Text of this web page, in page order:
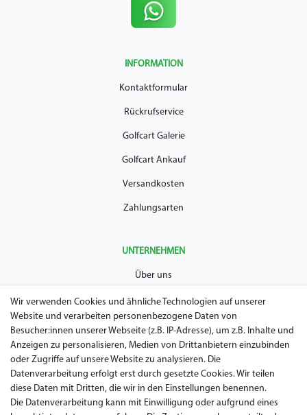
INFORMATION
Kontaktformular
Rückrufservice
Golfcart Galerie
Golfcart Ankauf
Versandkosten
Zahlungsarten
UNTERNEHMEN
Über uns
AGB
Datenschutz
Impressum
Widerrufsrecht
Garantie / Gewährleistung
Wir verwenden Cookies und ähnliche Technologien auf unserer
Website und verarbeiten personenbezogene Daten von
Besucher:innen unserer Webseite (z.B. IP-Adresse), um z.B. Inhalte und
Anzeigen zu personalisieren, Medien von Drittanbietern einzubinden
oder Zugriffe auf unsere Website zu analysieren. Die
Datenverarbeitung erfolgt erst durch gesetzte Cookies. Wir teilen
diese Daten mit Dritten, die wir in den Einstellungen benennen.
Die Datenverarbeitung kann mit Einwilligung oder aufgrund eines